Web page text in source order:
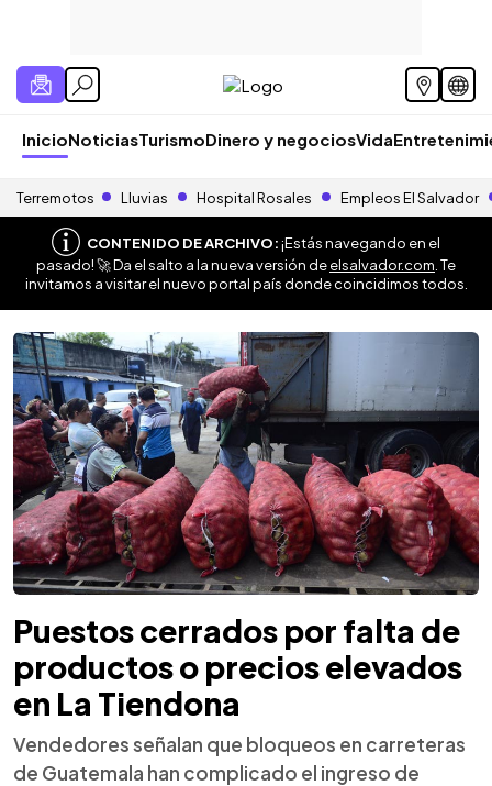
InicioNoticiasTurismoDinero y negociosVida
Terremotos Lluvias Hospital Rosales Empleos El Salvador
CONTENIDO DE ARCHIVO:¡Estás navegando en el
pasado! 🚀 Da el salto a la nueva versión deelsalvador.com . Te
invitamos a visitar el nuevo portal país donde coincidimos todos.
Puestos cerrados por falta de
productos o precios elevados
en La Tiendona
Vendedores señalan que bloqueos en carreteras
de Guatemala han complicado el ingreso de